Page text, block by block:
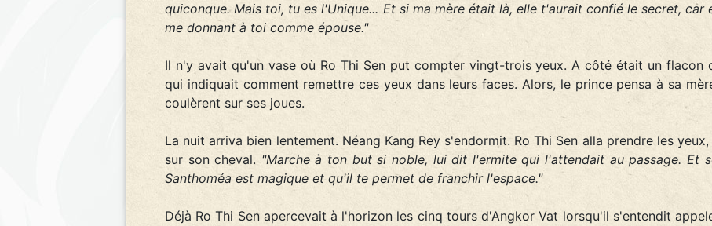
quiconque. Mais toi, tu es l'Unique... Et si ma mère était là, elle t'aurait confié le secret,
me donnant à toi comme épouse."
Il n'y avait qu'un vase où Ro Thi Sen put compter vingt-trois yeux. A côté était un flacon
qui indiquait comment remettre ces yeux dans leurs faces. Alors, le prince pensa à sa
coulèrent sur ses joues.
La nuit arriva bien lentement. Néang Kang Rey s'endormit. Ro Thi Sen alla prendre les
sur son cheval. "Marche à ton but si noble, lui dit l'ermite qui l'attendait au passage. Et
Santhoméa est magique et qu'il te permet de franchir l'espace."
Déjà Ro Thi Sen apercevait à l'horizon les cinq tours d'Angkor Vat lorsqu'il s'entendit